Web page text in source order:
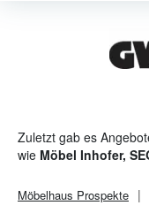
Zuletzt gab es
wie Möbel Inhofer,
Möbelhaus Prospekte